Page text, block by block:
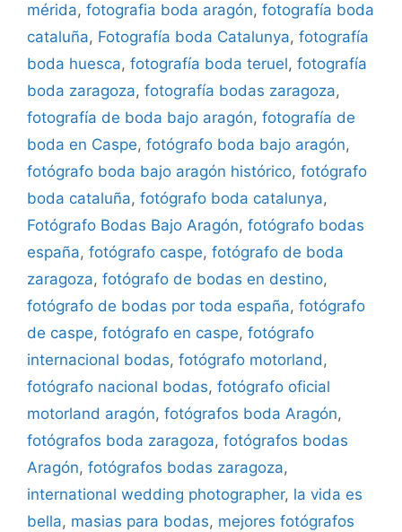
mérida, fotografia boda aragón, fotografía boda
cataluña, Fotografía boda Catalunya, fotografía
boda huesca, fotografía boda teruel, fotografía
boda zaragoza, fotografía bodas zaragoza,
fotografía de boda bajo aragón, fotografía de
boda en Caspe, fotógrafo boda bajo aragón,
fotógrafo boda bajo aragón histórico, fotógrafo
boda cataluña, fotógrafo boda catalunya,
Fotógrafo Bodas Bajo Aragón, fotógrafo bodas
españa, fotógrafo caspe, fotógrafo de boda
zaragoza, fotógrafo de bodas en destino,
fotógrafo de bodas por toda españa, fotógrafo
de caspe, fotógrafo en caspe, fotógrafo
internacional bodas, fotógrafo motorland,
fotógrafo nacional bodas, fotógrafo oficial
motorland aragón, fotógrafos boda Aragón,
fotógrafos boda zaragoza, fotógrafos bodas
Aragón, fotógrafos bodas zaragoza,
international wedding photographer, la vida es
bella, masias para bodas, mejores fotógrafos